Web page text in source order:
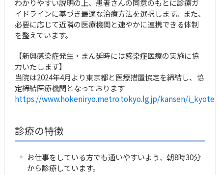
わかりやすい説明の上、患者さんの同意のもとに診療ガ
イドラインに基づき最適な治療方法を選択します。また、
必要に応じて近隣の医療機関と速やかに連携できる体制
を整えています。
【新興感染症発生・まん延時には感染症医療の実施に協
力いたします】
当院は2024年4月より東京都と医療措置協定を締結し、協
定締結医療機関となっております
https://www.hokeniryo.metro.tokyo.lg.jp/kansen/
診療の特徴
お仕事をしている方でも通いやすいよう、朝8時30分
から診療しています。